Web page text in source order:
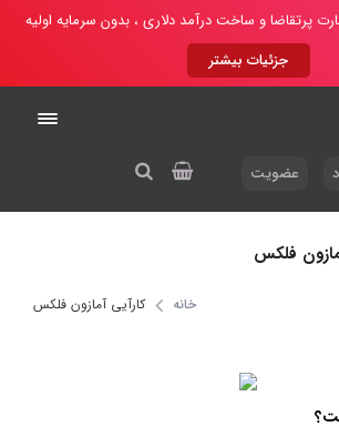
پرتقاضا و ساخت درآمد دلاری ، بدون سرمایه اولیه
جزئیات بیشتر
عضویت
فلکس
خانه کارآیی آمازون فلکس